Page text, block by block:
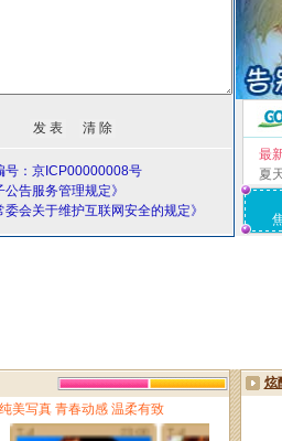
号：京ICP00000008号
告服务管理规定》
会关于维护互联网安全的规定》
最
夏